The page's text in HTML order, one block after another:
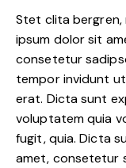
Stet clita
ipsum dolor sit
consetetur
tempor invidunt
erat. Dicta sunt
voluptatem quia
fugit, quia. Dicta
amet, consetetur